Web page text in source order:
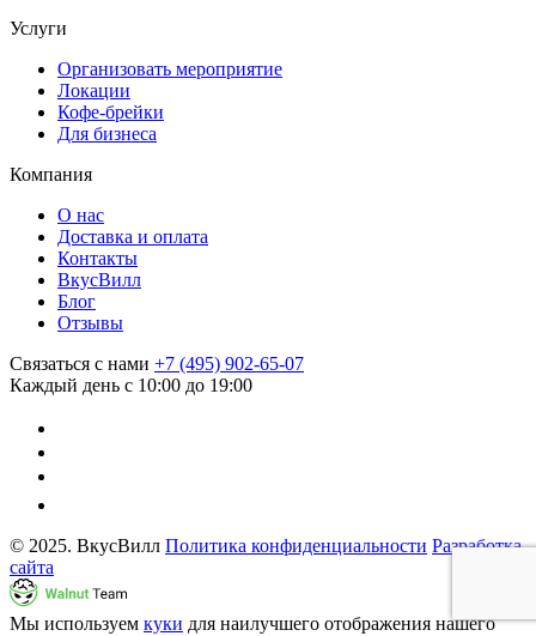
Услуги
Организовать мероприятие
Локации
Кофе-брейки
Для бизнеса
Компания
О нас
Доставка и оплата
Контакты
ВкусВилл
Блог
Отзывы
Связаться с нами +7 (495) 902-65-07
Каждый день с 10:00 до 19:00
© 2025. ВкусВилл Политика конфиденциальности Разработка
сайта
Мы используем куки для наилучшего отображения нашего